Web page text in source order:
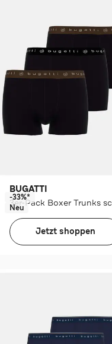
BUGATTI
-33%*
Neu
Jetzt shoppen